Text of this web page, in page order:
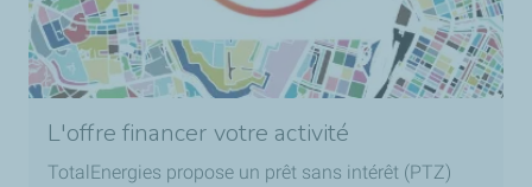
L'offre financer votre activité
TotalEnergies propose un prêt sans intérêt (PTZ)